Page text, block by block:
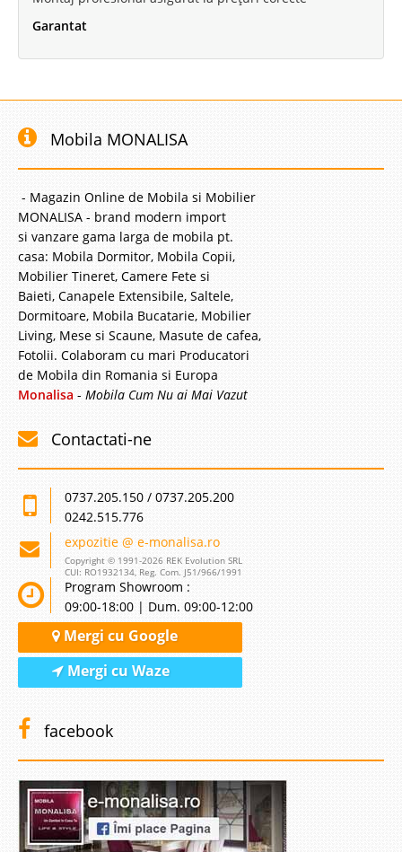
Garantat
Mobila MONALISA
- Magazin Online de Mobila si Mobilier
MONALISA - brand modern import
si vanzare gama larga de mobila pt.
casa: Mobila Dormitor, Mobila Copii,
Mobilier Tineret, Camere Fete si
Baieti, Canapele Extensibile, Saltele,
Dormitoare, Mobila Bucatarie, Mobilier
Living, Mese si Scaune, Masute de cafea,
Fotolii. Colaboram cu mari Producatori
de Mobila din Romania si Europa
Monalisa - Mobila Cum Nu ai Mai Vazut
Contactati-ne
0737.205.150 / 0737.205.200
0242.515.776
expozitie @ e-monalisa.ro
Copyright © 1991-2026 REK Evolution SRL
CUI: RO1932134, Reg. Com. J51/966/1991
Program Showroom :
09:00-18:00 | Dum. 09:00-12:00
Mergi cu Google
Mergi cu Waze
facebook